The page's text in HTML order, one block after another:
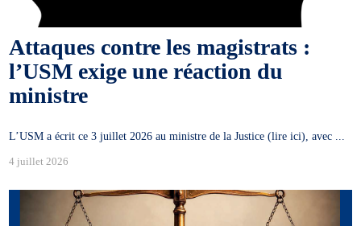
Attaques contre les magistrats :
l’USM exige une réaction du
ministre
L’USM a écrit ce 3 juillet 2026 au ministre de la Justice (lire ici), avec ...
4 juillet 2026